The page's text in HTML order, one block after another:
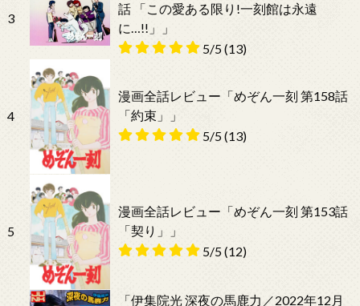
3
話 「この愛ある限り!一刻館は永遠
に…!!」」
5/5(13)
4
漫画全話レビュー「めぞん一刻 第158話
「約束」」
5/5(13)
5
漫画全話レビュー「めぞん一刻 第153話
「契り」」
5/5(12)
「伊集院光 深夜の馬鹿力／2022年12月